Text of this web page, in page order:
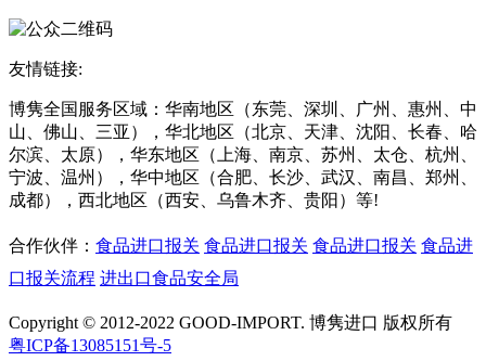
友情链接:
博隽全国服务区域：华南地区（东莞、深圳、广州、惠州、中
山、佛山、三亚），华北地区（北京、天津、沈阳、长春、哈
尔滨、太原），华东地区（上海、南京、苏州、太仓、杭州、
宁波、温州），华中地区（合肥、长沙、武汉、南昌、郑州、
成都），西北地区（西安、乌鲁木齐、贵阳）等!
合作伙伴： 食品进口报关 食品进口报关 食品进口报关 食品进
口报关流程 进出口食品安全局
Copyright © 2012-2022 GOOD-IMPORT. 博隽进口 版权所有
粤ICP备13085151号-5